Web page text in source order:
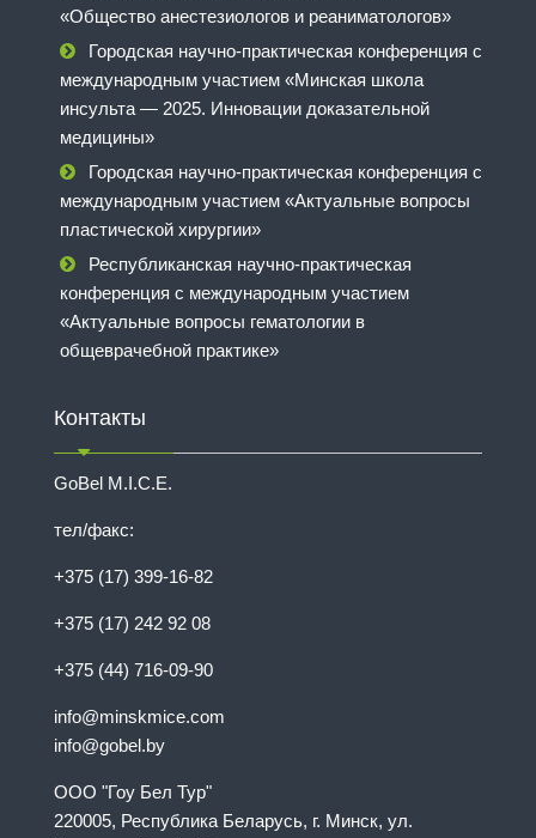
«Общество анестезиологов и реаниматологов»
Городская научно-практическая конференция с
международным участием «Минская школа
инсульта — 2025. Инновации доказательной
медицины»
Городская научно-практическая конференция с
международным участием «Актуальные вопросы
пластической хирургии»
Республиканская научно-практическая
конференция с международным участием
«Актуальные вопросы гематологии в
общеврачебной практике»
Контакты
GoBel M.I.C.E.
тел/факс:
+375 (17) 399-16-82
+375 (17) 242 92 08
+375 (44) 716-09-90
info@minskmice.com
info@gobel.by
ООО "Гоу Бел Тур"
220005, Республика Беларусь, г. Минск, ул.